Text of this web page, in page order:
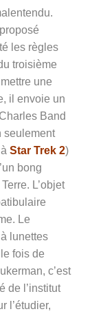
les règles
troisième
une
il envoie un
Band
seulement
Star Trek 2)
n bong
L’objet
Le
lunettes
fois de
c’est
de l’institut
l’étudier,